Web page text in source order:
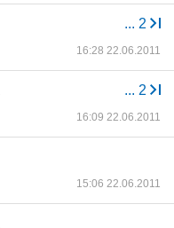
... 2
16:28 22.06.2011
... 2
16:09 22.06.2011
15:06 22.06.2011